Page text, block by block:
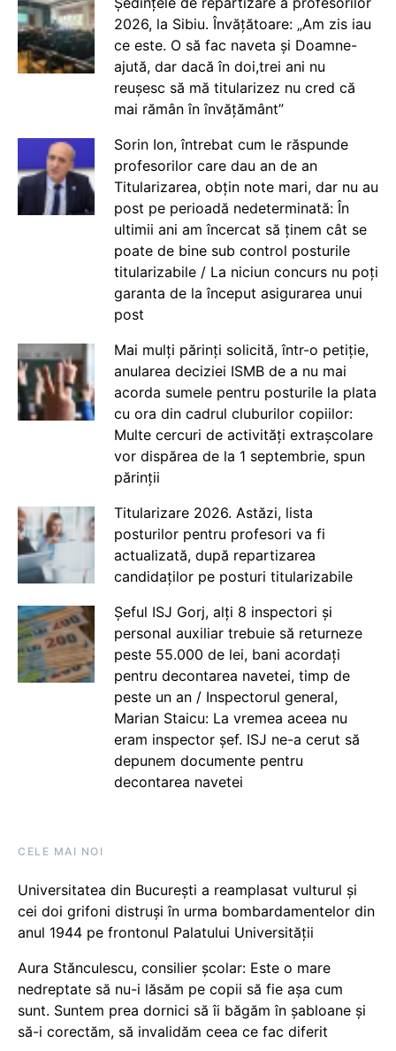
2026, la Sibiu. Învățătoare: „Am zis iau
ce este. O să fac naveta și Doamne-
ajută, dar dacă în doi,trei ani nu
reușesc să mă titularizez nu cred că
mai rămân în învățământ”
Sorin Ion, întrebat cum le răspunde
profesorilor care dau an de an
Titularizarea, obțin note mari, dar nu au
post pe perioadă nedeterminată: În
ultimii ani am încercat să ținem cât se
poate de bine sub control posturile
titularizabile / La niciun concurs nu poți
garanta de la început asigurarea unui
post
Mai mulți părinți solicită, într-o petiție,
anularea deciziei ISMB de a nu mai
acorda sumele pentru posturile la plata
cu ora din cadrul cluburilor copiilor:
Multe cercuri de activități extrașcolare
vor dispărea de la 1 septembrie, spun
părinții
Titularizare 2026. Astăzi, lista
posturilor pentru profesori va fi
actualizată, după repartizarea
candidaților pe posturi titularizabile
Șeful ISJ Gorj, alți 8 inspectori și
personal auxiliar trebuie să returneze
peste 55.000 de lei, bani acordați
pentru decontarea navetei, timp de
peste un an / Inspectorul general,
Marian Staicu: La vremea aceea nu
eram inspector șef. ISJ ne-a cerut să
depunem documente pentru
decontarea navetei
CELE MAI NOI
Universitatea din București a reamplasat vulturul și
cei doi grifoni distruși în urma bombardamentelor din
anul 1944 pe frontonul Palatului Universității
Aura Stănculescu, consilier școlar: Este o mare
nedreptate să nu-i lăsăm pe copii să fie așa cum
sunt. Suntem prea dornici să îi băgăm în șabloane și
să-i corectăm, să invalidăm ceea ce fac diferit